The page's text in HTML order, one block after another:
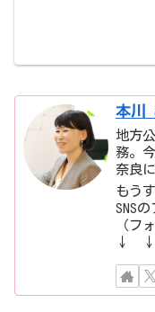
本川
地方
務。
奈良
もう
SNS
（フ
↓